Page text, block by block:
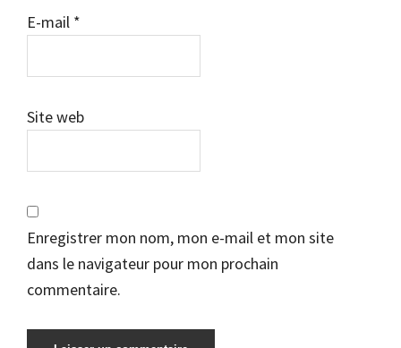
E-mail *
Site web
Enregistrer mon nom, mon e-mail et mon site
dans le navigateur pour mon prochain
commentaire.